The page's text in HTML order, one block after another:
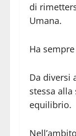
di
Umana.
Ha
Da diversi
stessa
equilibrio.